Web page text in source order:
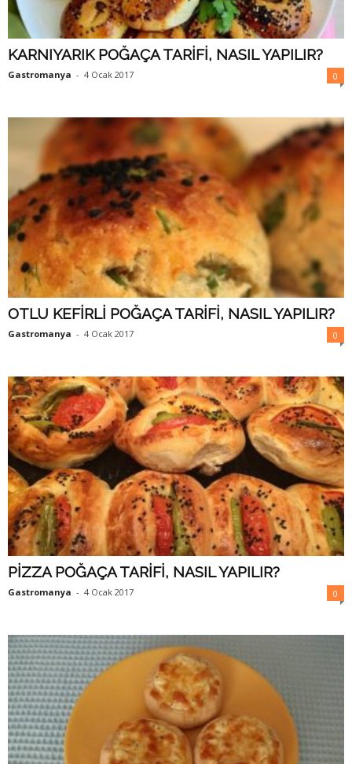
KARNIYARIK POĞAÇA TARİFİ, NASIL YAPILIR?
Gastromanya - 4 Ocak 2017 0
OTLU KEFİRLİ POĞAÇA TARİFİ, NASIL YAPILIR?
Gastromanya - 4 Ocak 2017 0
PİZZA POĞAÇA TARİFİ, NASIL YAPILIR?
Gastromanya - 4 Ocak 2017 0